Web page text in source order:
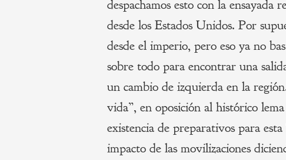
despachamos esto con la ensayada
desde los Estados Unidos. Por
desde el imperio, pero eso ya no
sobre todo para encontrar una
un cambio de izquierda en la
vida”, en oposición al histórico
existencia de preparativos para
impacto de las movilizaciones